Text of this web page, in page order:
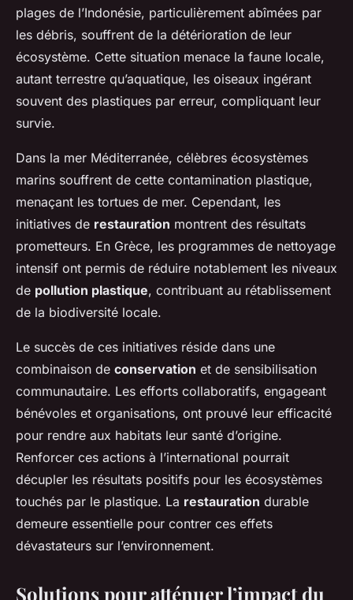
plages de l’Indonésie, particulièrement abîmées par
les débris, souffrent de la détérioration de leur
écosystème. Cette situation menace la faune locale,
autant terrestre qu’aquatique, les oiseaux ingérant
souvent des plastiques par erreur, compliquant leur
survie.
Dans la mer Méditerranée, célèbres écosystèmes
marins souffrent de cette contamination plastique,
menaçant les tortues de mer. Cependant, les
initiatives de restauration montrent des résultats
prometteurs. En Grèce, les programmes de nettoyage
intensif ont permis de réduire notablement les niveaux
de pollution plastique, contribuant au rétablissement
de la biodiversité locale.
Le succès de ces initiatives réside dans une
combinaison de conservation et de sensibilisation
communautaire. Les efforts collaboratifs, engageant
bénévoles et organisations, ont prouvé leur efficacité
pour rendre aux habitats leur santé d’origine.
Renforcer ces actions à l’international pourrait
décupler les résultats positifs pour les écosystèmes
touchés par le plastique. La restauration durable
demeure essentielle pour contrer ces effets
dévastateurs sur l’environnement.
Solutions pour atténuer l’impact du